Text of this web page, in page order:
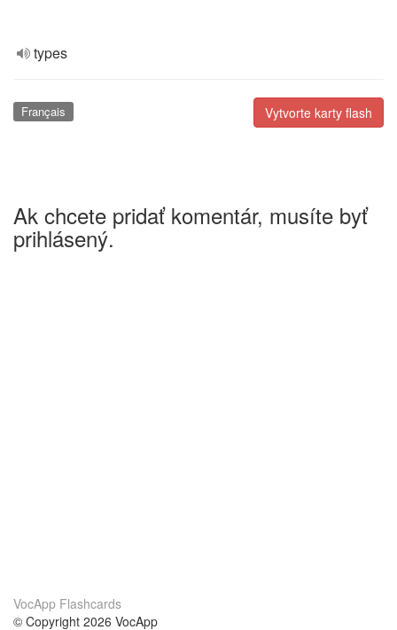
types
Vytvorte karty flash
Français
Ak chcete pridať komentár, musíte byť
prihlásený.
VocApp Flashcards
© Copyright 2026 VocApp